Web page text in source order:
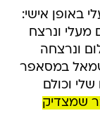
באופן אישי:
מעלי ונרצח
ונרצחה
שמאל במסאפר
וכולם
שמצדיק